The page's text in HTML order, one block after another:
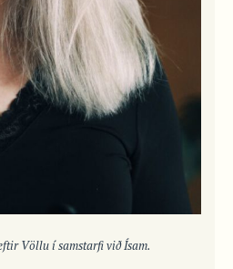
Völlu í samstarfi við Ísam.